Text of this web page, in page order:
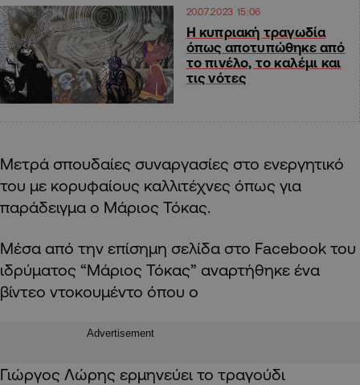
20.07.2023 15:06
Η κυπριακή τραγωδία
όπως αποτυπώθηκε από
το πινέλο, το καλέμι και
τις νότες
Μετρά σπουδαίες συναργασίες στο ενεργητικό
του με κορυφαίους καλλιτέχνες όπως για
παράδειγμα ο Μάριος Τόκας.
Μέσα από την επίσημη σελίδα στο Facebook του
ιδρύματος “Μάριος Τόκας” αναρτήθηκε ένα
βίντεο ντοκουμέντο όπου ο
Advertisement
Γιώργος Λώρης ερμηνεύει το τραγούδι